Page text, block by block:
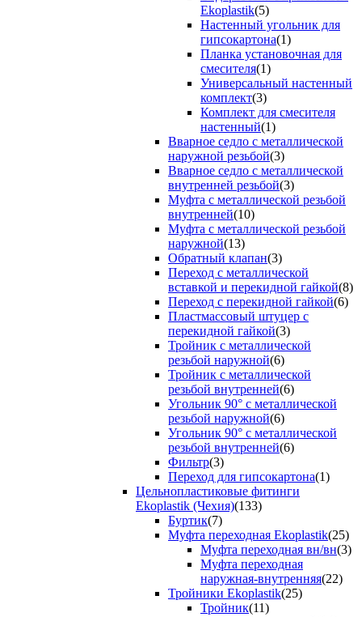
Ekoplastik(5)
Настенный угольник для
гипсокартона(1)
Планка установочная для
смесителя(1)
Универсальный настенный
комплект(3)
Комплект для смесителя
настенный(1)
Вварное седло с металлической
наружной резьбой(3)
Вварное седло с металлической
внутренней резьбой(3)
Муфта с металлической резьбой
внутренней(10)
Муфта с металлической резьбой
наружной(13)
Обратный клапан(3)
Переход с металлической
вставкой и перекидной гайкой(8)
Переход с перекидной гайкой(6)
Пластмассовый штуцер с
перекидной гайкой(3)
Тройник с металлической
резьбой наружной(6)
Тройник с металлической
резьбой внутренней(6)
Угольник 90° с металлической
резьбой наружной(6)
Угольник 90° с металлической
резьбой внутренней(6)
Фильтр(3)
Переход для гипсокартона(1)
Цельнопластиковые фитинги
Ekoplastik (Чехия)(133)
Буртик(7)
Муфта переходная Ekoplastik(25)
Муфта переходная вн/вн(3)
Муфта переходная
наружная-внутренняя(22)
Тройники Ekoplastik(25)
Тройник(11)